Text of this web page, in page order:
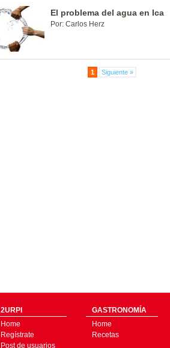
El problema del agua en Ica
Por: Carlos Herz
1 Siguiente »
2URPI
Home
Regístrate
Post de usuarios
GASTRONOMÍA
Home
Recetas